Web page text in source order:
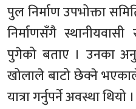
पुल निर्माण उपभोक्ता
निर्माणसँगै स्थानीयवासी
पुगेको बताए । उनका
खोलाले बाटो छेक्ने
यात्रा गर्नुपर्ने अवस्था थियो ।